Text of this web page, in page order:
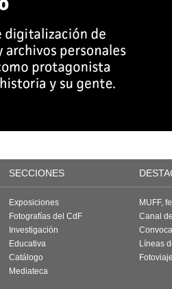
SECCIONES
Exposiciones
Fotografías del CdF
Investigación
Educativa
Catálogo
Mediateca
MUFF,
Canal
Líneas